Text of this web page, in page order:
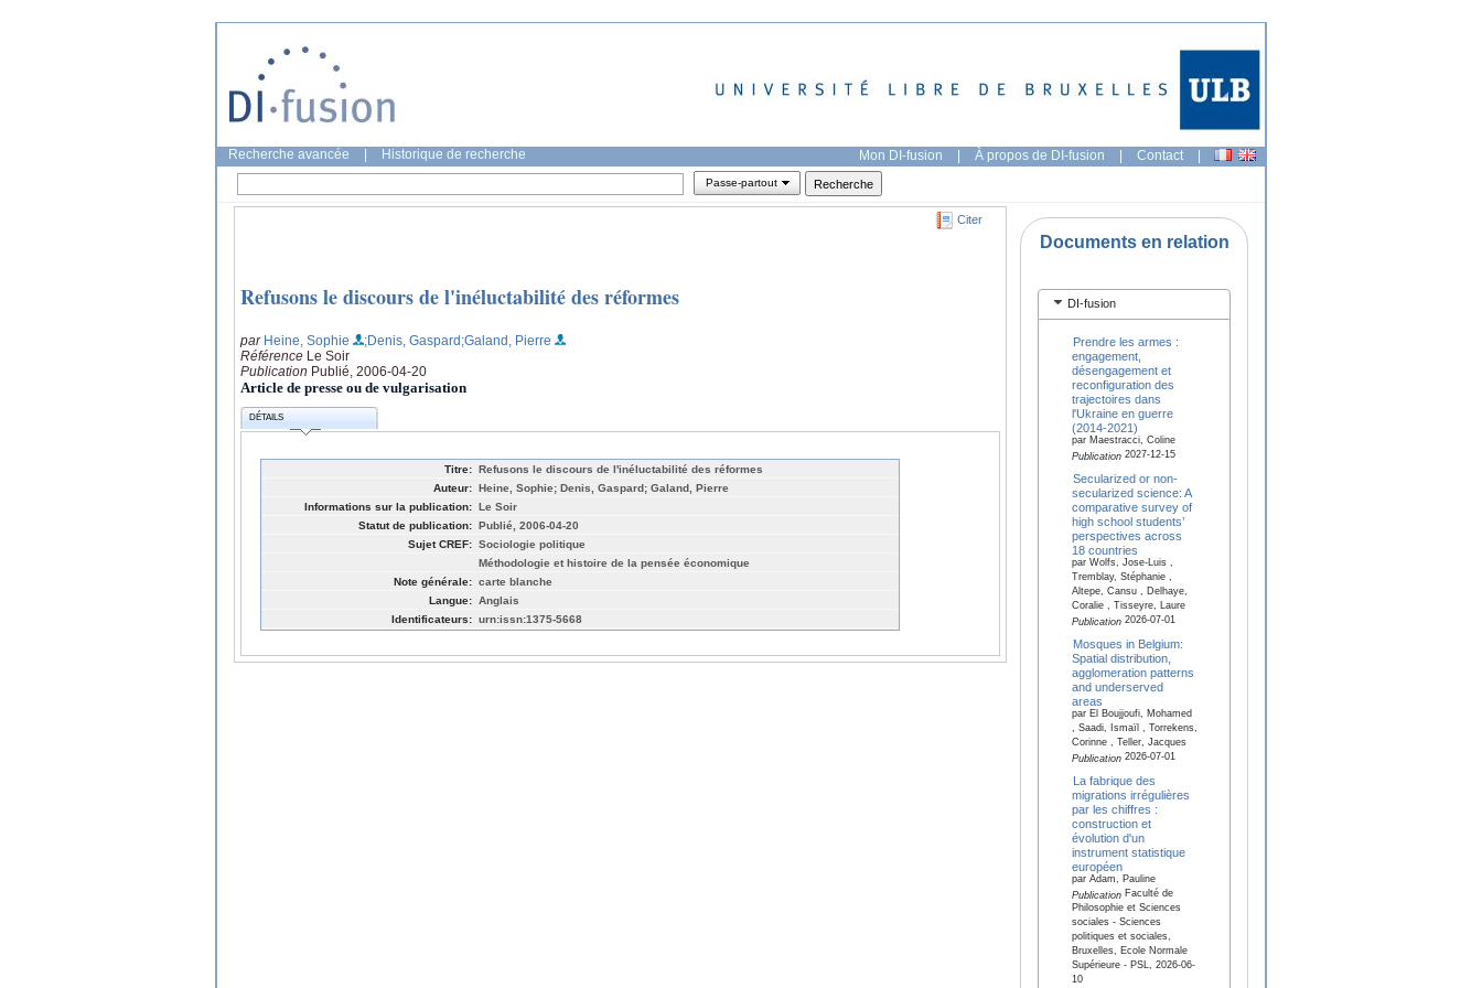
Recherche avancée Historique de recherche Mon DI-fusion | À propos de DI-fusion | Contact |
Passe-partout
Citer
Refusons le discours de l'inéluctabilité des réformes
par Heine, Sophie ;Denis, Gaspard;Galand, Pierre
Référence Le Soir
Publication Publié, 2006-04-20
Article de presse ou de vulgarisation
DÉTAILS
Titre: Refusons le discours de l'inéluctabilité des réformes
Auteur: Heine, Sophie; Denis, Gaspard; Galand, Pierre
Informations sur la publication: Le Soir
Statut de publication: Publié, 2006-04-20
Sujet CREF: Sociologie politique
Méthodologie et histoire de la pensée économique
Note générale: carte blanche
Langue: Anglais
Identificateurs: urn:issn:1375-5668
Documents en relation
DI-fusion
Prendre les armes :
engagement,
désengagement et
reconfiguration des
trajectoires dans
l'Ukraine en guerre
(2014-2021)
par Maestracci, Coline
Publication2027-12-15
Secularized or non-
secularized science: A
comparative survey of
high school students’
perspectives across
18 countries
par Wolfs, Jose-Luis ,
Tremblay, Stéphanie ,
Altepe, Cansu , Delhaye,
Coralie , Tisseyre, Laure
Publication2026-07-01
Mosques in Belgium:
Spatial distribution,
agglomeration patterns
and underserved
areas
par El Boujjoufi, Mohamed
, Saadi, Ismaïl , Torrekens,
Corinne , Teller, Jacques
Publication2026-07-01
La fabrique des
migrations irrégulières
par les chiffres :
construction et
évolution d'un
instrument statistique
européen
par Adam, Pauline
PublicationFaculté de
Philosophie et Sciences
sociales - Sciences
politiques et sociales,
Bruxelles, Ecole Normale
Supérieure - PSL, 2026-06-
10